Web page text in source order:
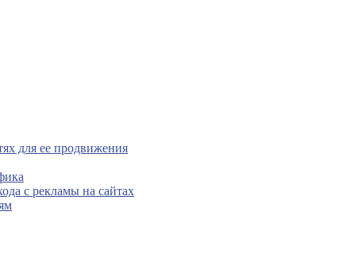
для ее продвижения
с рекламы на сайтах